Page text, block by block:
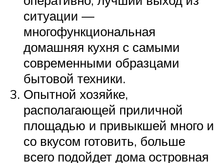
ситуации —
многофункциональная
домашняя кухня с самыми
современными образцами
бытовой техники.
Опытной хозяйке,
располагающей приличной
площадью и привыкшей много и
со вкусом готовить, больше
всего подойдет дома островная